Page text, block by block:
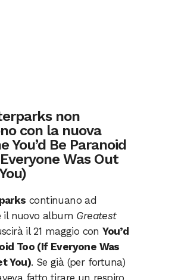
non
con la nuova
You’d Be Paranoid
Was Out
continuano ad
il nuovo album Greatest
il 21 maggio conYou’d
Too (If Everyone Was
You). Se già (per fortuna)
fatto tirare un respiro